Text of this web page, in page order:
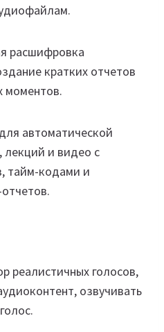
расшифровка
кратких отчетов
моментов.
автоматической
лекций и видео с
тайм-кодами и
реалистичных голосов,
озвучивать